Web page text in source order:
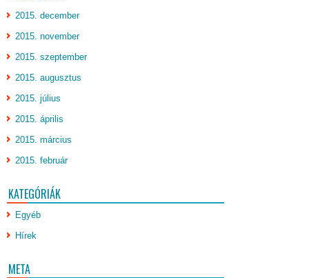
2015. december
2015. november
2015. szeptember
2015. augusztus
2015. július
2015. április
2015. március
2015. február
KATEGÓRIÁK
Egyéb
Hírek
META